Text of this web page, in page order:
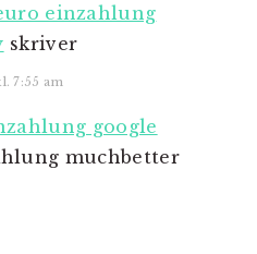
einzahlung
skriver
7:55 am
google
muchbetter